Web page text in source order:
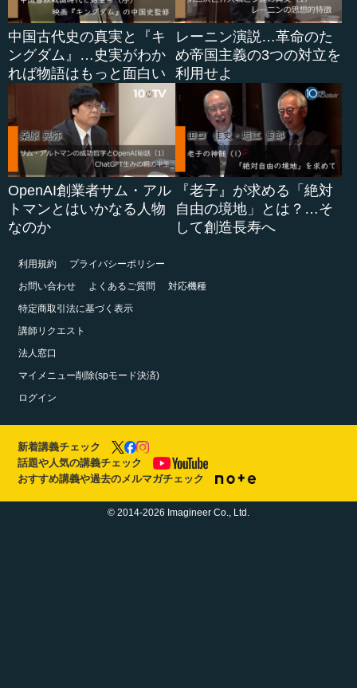
中国古代史の真実と『キ
ングダム』…史実がわか
れば物語はもっと面白い
レーニン演説…革命のた
め帝国主義の3つの対立を
利用せよ
OpenAI創業者サム・アル
トマンとはいかなる人物
なのか
『老子』が求める「絶対
自由の境地」とは？…そ
して創造長寿へ
利用規約
プライバシーポリシー
お問い合わせ
よくあるご質問
対応機種
特定商取引法に基づく表示
講師リクエスト
法人窓口
マイメニュー削除(spモード決済)
ログイン
新着講義チェック
話題や人気の講義チェック
おすすめ講義や過去のメルマガチェック
© 2014-2026 Imagineer Co., Ltd.